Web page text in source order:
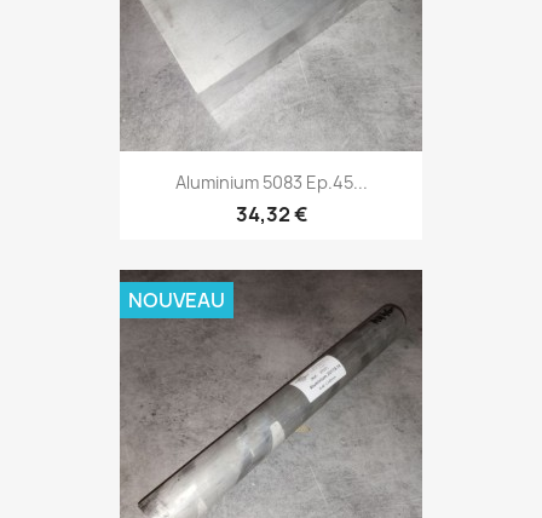
Aluminium 5083 Ep.45...
34,32 €
NOUVEAU